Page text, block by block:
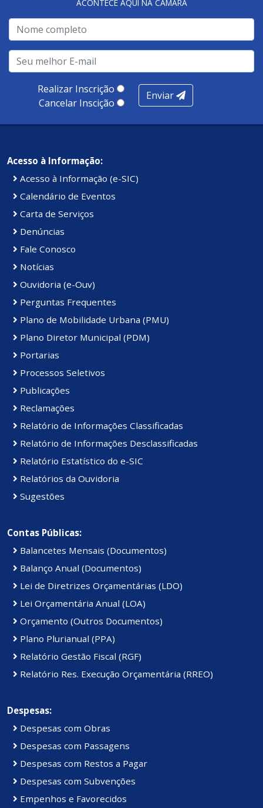
A metodologia de avaliação se concentra em 7 pilares:
qualidade no atendimento remoto, gestão, oferta /
realização de soluções, ambiente de negócios,
infraestrutura, presença digital e cobertura e
produtividade. Somados, todos as categorias totalizam
Kennedy.
ACONTECE AQUI NA CÂMARA
Realizar Inscrição
Cancelar Inscição
Enviar
Acesso à Informação:
Acesso à Informação (e-SIC)
Calendário de Eventos
Carta de Serviços
Denúncias
Fale Conosco
Notícias
Ouvidoria (e-Ouv)
Perguntas Frequentes
Plano de Mobilidade Urbana (PMU)
Plano Diretor Municipal (PDM)
Portarias
Processos Seletivos
Publicações
Reclamações
Relatório de Informações Classificadas
Relatório de Informações Desclassificadas
Relatório Estatístico do e-SIC
Relatórios da Ouvidoria
Sugestões
Contas Públicas:
Balancetes Mensais (Documentos)
Balanço Anual (Documentos)
Lei de Diretrizes Orçamentárias (LDO)
Lei Orçamentária Anual (LOA)
Orçamento (Outros Documentos)
Plano Plurianual (PPA)
Relatório Gestão Fiscal (RGF)
Relatório Res. Execução Orçamentária (RREO)
Despesas:
Despesas com Obras
Despesas com Passagens
Despesas com Restos a Pagar
Despesas com Subvenções
Empenhos e Favorecidos